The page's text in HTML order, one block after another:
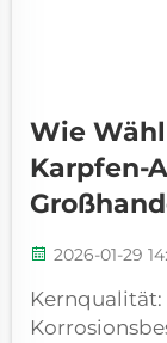
Wie
Karpfen-
2026-01-29